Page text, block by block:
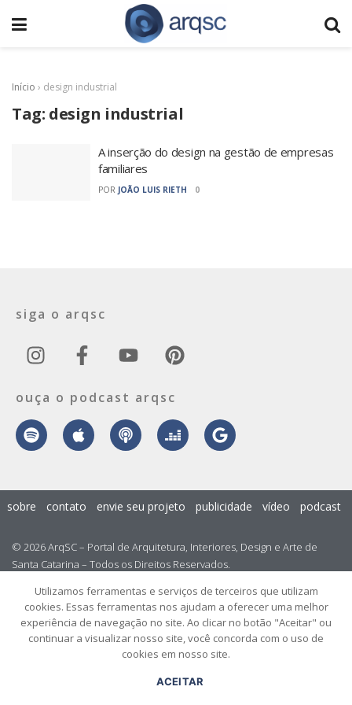
Início › design industrial
Tag: design industrial
A inserção do design na gestão de empresas
familiares
POR JOÃO LUIS RIETH 0
siga o arqsc
ouça o podcast arqsc
© 2026 ArqSC – Portal de Arquitetura, Interiores, Design e Arte de
Santa Catarina – Todos os Direitos Reservados.
sobre contato envie seu projeto publicidade vídeo podcast
Utilizamos ferramentas e serviços de terceiros que utilizam
cookies. Essas ferramentas nos ajudam a oferecer uma melhor
experiência de navegação no site. Ao clicar no botão "Aceitar" ou
continuar a visualizar nosso site, você concorda com o uso de
cookies em nosso site.
ACEITAR